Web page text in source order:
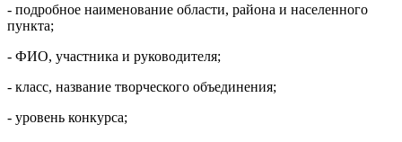
- подробное наименование области, района и населенного
пункта;
- ФИО, участника и руководителя;
- класс, название творческого объединения;
- уровень конкурса;